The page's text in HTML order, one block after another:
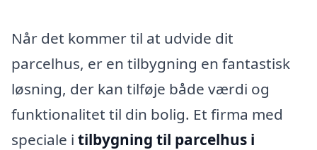
Når det kommer til at udvide dit
parcelhus, er en tilbygning en fantastisk
løsning, der kan tilføje både værdi og
funktionalitet til din bolig. Et firma med
speciale i tilbygning til parcelhus i